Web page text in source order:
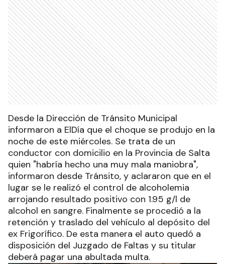
Desde la Dirección de Tránsito Municipal
informaron a ElDía que el choque se produjo en la
noche de este miércoles. Se trata de un
conductor con domicilio en la Provincia de Salta
quien "habría hecho una muy mala maniobra",
informaron desde Tránsito, y aclararon que en el
lugar se le realizó el control de alcoholemia
arrojando resultado positivo con 1.95 g/l de
alcohol en sangre. Finalmente se procedió a la
retención y traslado del vehículo al depósito del
ex Frigorífico. De esta manera el auto quedó a
disposición del Juzgado de Faltas y su titular
deberá pagar una abultada multa.